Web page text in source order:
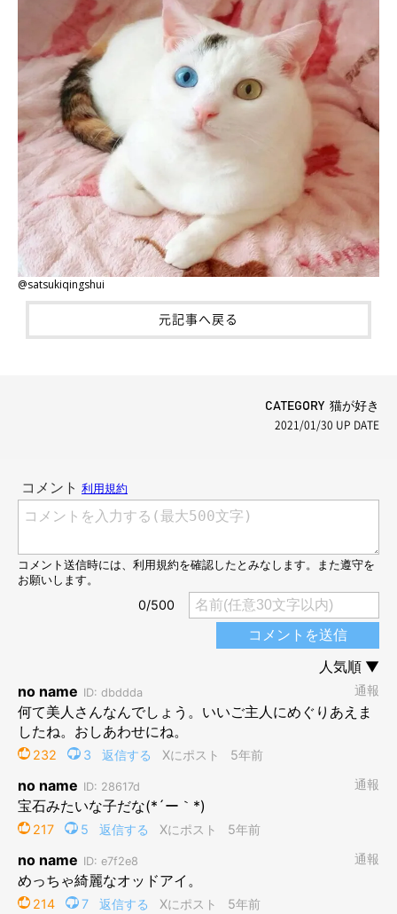
@satsukiqingshui
元記事へ戻る
CATEGORY 猫が好き
2021/01/30 UP DATE